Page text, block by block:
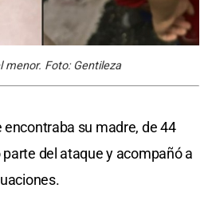
menor. Foto: Gentileza
encontraba su madre, de 44
del ataque y acompañó a